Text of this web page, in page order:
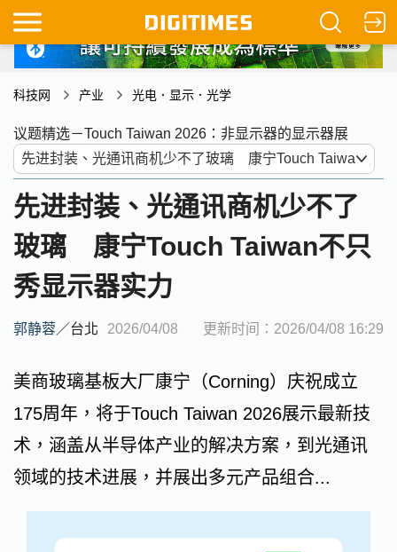
科技网 产业 光电．显示．光学
议题精选－Touch Taiwan 2026：非显示器的显示器展
先进封装、光通讯商机少不了
玻璃 康宁Touch Taiwan不只
秀显示器实力
郭静蓉／台北 2026/04/08 更新时间：2026/04/08 16:29
美商玻璃基板大厂康宁（Corning）庆祝成立
175周年，将于Touch Taiwan 2026展示最新技
术，涵盖从半导体产业的解决方案，到光通讯
领域的技术进展，并展出多元产品组合...